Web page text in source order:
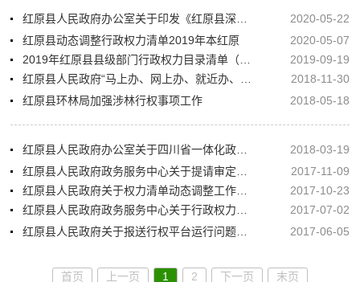
2020-05-22
红原县动态调整行政权力清单2019年本红原
2020-05-07
2019-09-19
2018-11-30
红原县环林局加强涉林行权事项工作
2018-05-18
2018-03-19
2017-11-09
2017-10-23
2017-07-02
2017-06-05
首页 上一页 1 2 下一页 末页